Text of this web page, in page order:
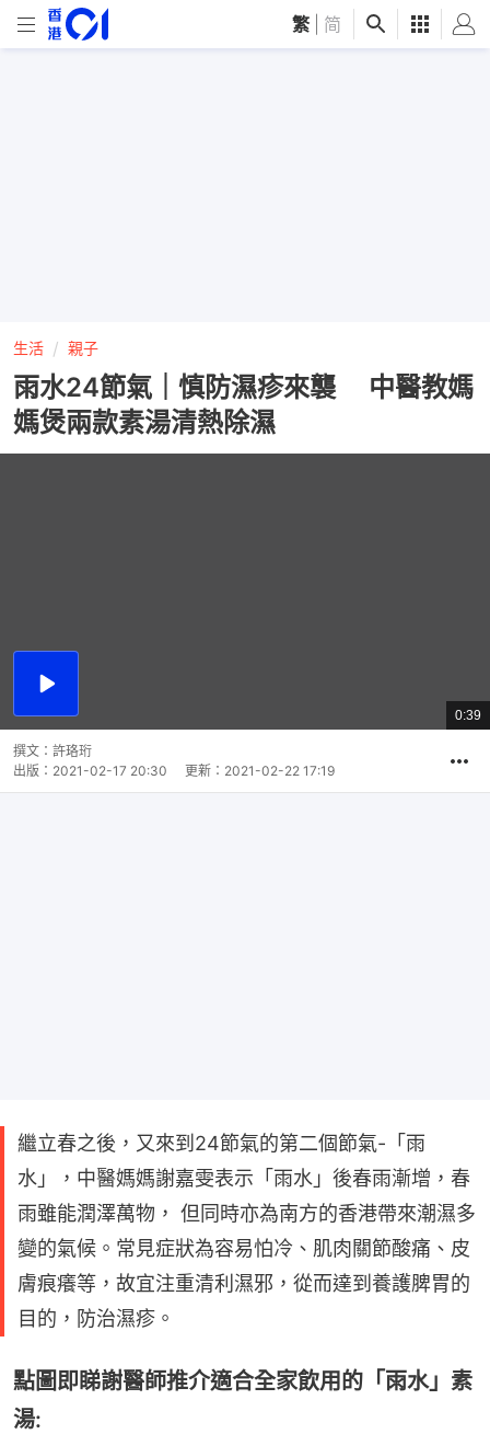
繁 简
生活 親子
雨水24節氣｜慎防濕疹來襲 中醫教媽
媽煲兩款素湯清熱除濕
播
總
共
0:39
撰文： 許珞珩
出版： 2021-02-17 20:30 更新： 2021-02-22 17:19
繼立春之後，又來到24節氣的第二個節氣-「雨
水」，中醫媽媽謝嘉雯表示「雨水」後春雨漸增，春
雨雖能潤澤萬物， 但同時亦為南方的香港帶來潮濕多
變的氣候。常見症狀為容易怕冷、肌肉關節酸痛、皮
膚痕癢等，故宜注重清利濕邪，從而達到養護脾胃的
目的，防治濕疹。
點圖即睇謝醫師推介適合全家飲用的「雨水」素
湯: